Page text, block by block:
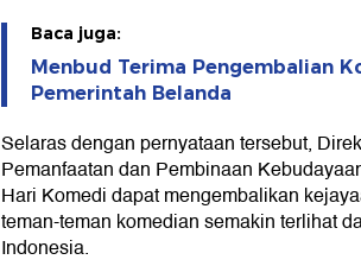
Baca juga:
Menbud Terima Pengembalian
Pemerintah Belanda
Selaras dengan pernyataan tersebut,
Pemanfaatan dan Pembinaan
Hari Komedi dapat mengembalikan
teman-teman komedian semakin terlihat
Indonesia.